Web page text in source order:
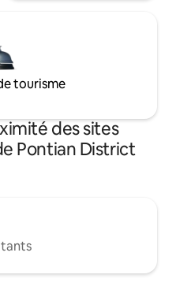
tourisme
des sites
Pontian District